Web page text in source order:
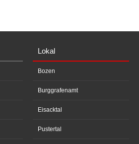
Lokal
Bozen
Burggrafenamt
Eisacktal
Pustertal